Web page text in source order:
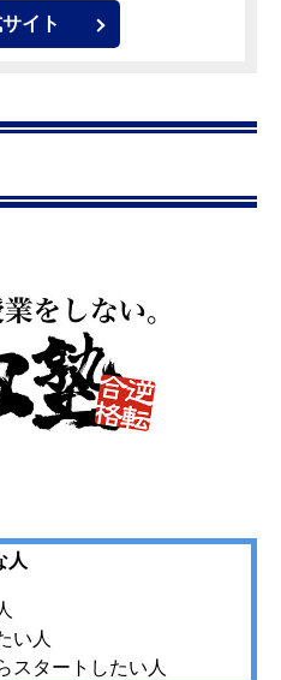
イト
人
い人
スタートしたい人